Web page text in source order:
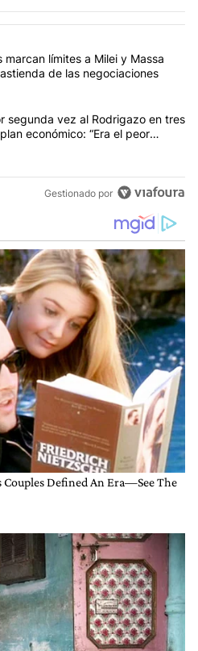
con más comentarios en los
título "Los gobernadores
marcan límites a Milei y Massa
de las negociaciones
título "Milei mencionó por
segunda vez al Rodrigazo en tres
económico: “Era el peor
Gestionado por